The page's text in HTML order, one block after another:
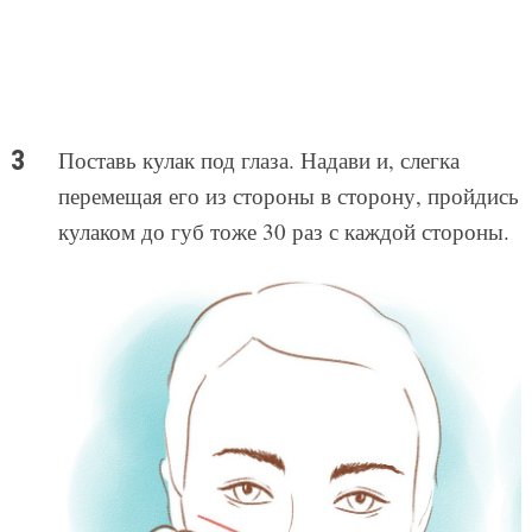
Поставь кулак под глаза. Надави и, слегка
перемещая его из стороны в сторону, пройдись
кулаком до губ тоже 30 раз с каждой стороны.